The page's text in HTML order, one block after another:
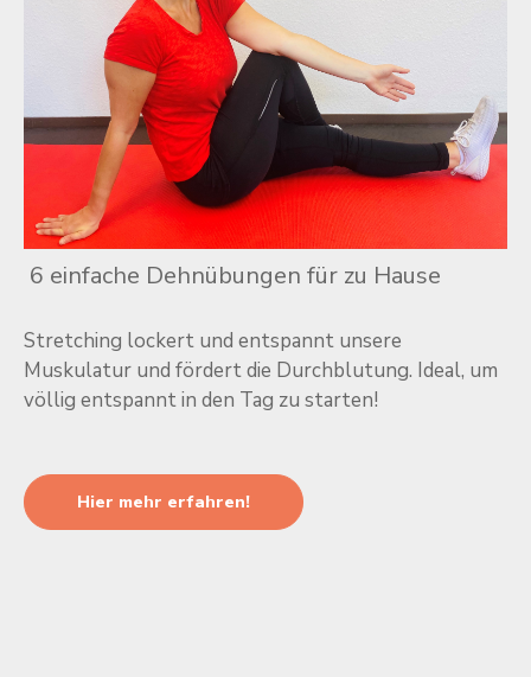
6 einfache Dehnübungen für zu Hause
Stretching lockert und entspannt unsere
Muskulatur und fördert die Durchblutung. Ideal, um
völlig entspannt in den Tag zu starten!
Hier mehr erfahren!